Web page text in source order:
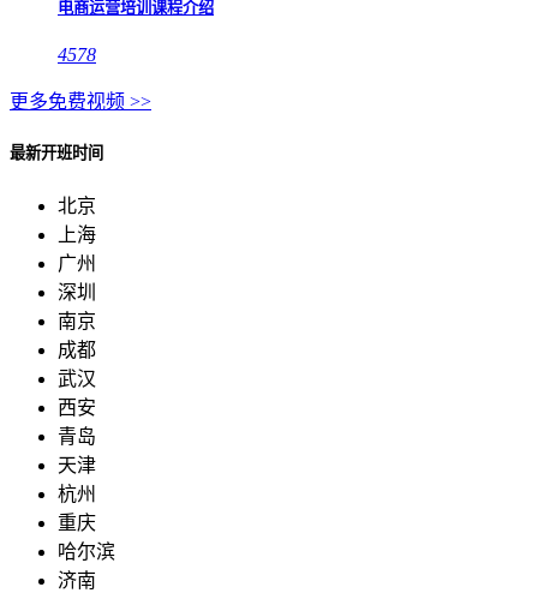
电商运营培训课程介绍
4578
更多免费视频 >>
最新开班时间
北京
上海
广州
深圳
南京
成都
武汉
西安
青岛
天津
杭州
重庆
哈尔滨
济南